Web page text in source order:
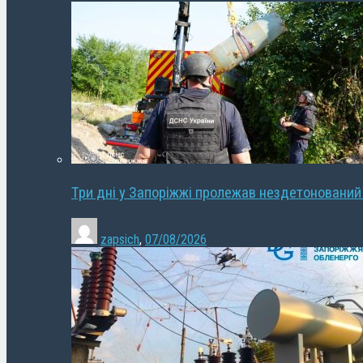
Три дні у Запоріжжі пролежав
zapsich, 07/08/2026